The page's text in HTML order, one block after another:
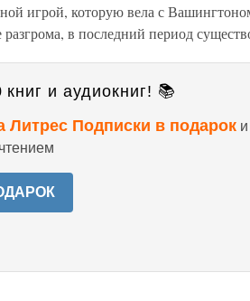
игрой, которую вела с
в последний период
и аудиокниг! 📚
Литрес Подписки в подарок